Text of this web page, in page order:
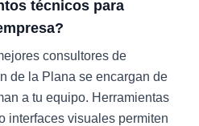
técnicos para
consultores de
de la Plana se encargan de
a tu equipo. Herramientas
interfaces visuales permiten